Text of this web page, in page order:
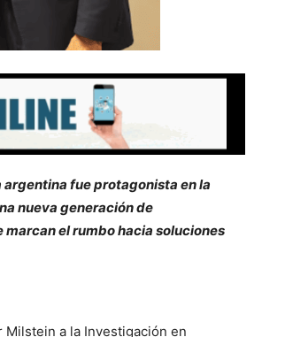
fue protagonista en la
nueva generación de
el rumbo hacia soluciones
Milstein a la Investigación en